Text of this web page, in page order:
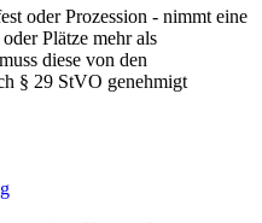
oder Prozession - nimmt eine
Plätze mehr als
diese von den
§ 29 StVO genehmigt